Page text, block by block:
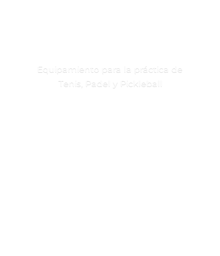
Equipamiento para la práctica de
Tenis, Padel
y Pickleball